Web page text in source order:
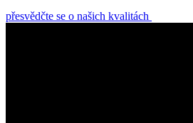
přesvědčte se o našich kvalitách